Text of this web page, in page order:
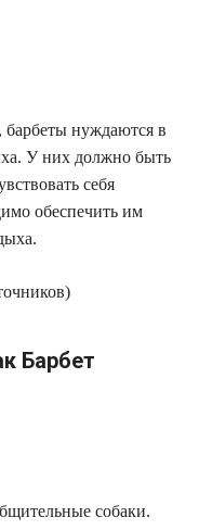
нуждаются в
У них должно быть
себя
обеспечить им
Барбет
собаки.